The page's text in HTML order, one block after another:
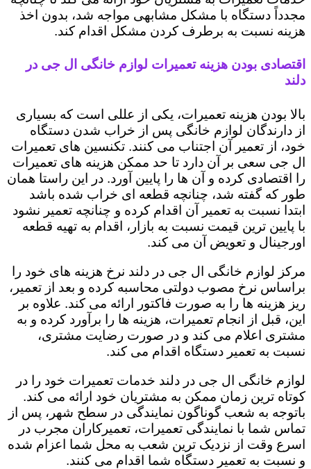
مجدداً دستگاه با مشکل مشابهی مواجه شد، بدون اخذ
هزینه نسبت به برطرف کردن مشکل اقدام کند.
اقتصادی بودن هزینه تعمیرات لوازم خانگی ال جی در
دلند
بالا بودن هزینه تعمیرات، یکی از عللی است که بسیاری
از دارندگان لوازم خانگی پس از خراب شدن دستگاه
خود، از تعمیر آن اجتناب می کنند. تکنسین های تعمیرات
ال جی سعی بر آن دارد تا حد ممکن هزینه های تعمیرات
را اقتصادی کرده و آن ها را پایین آورد. در این راستا همان
طور که گفته شد، چنانچه قطعه ای خراب شده باشد
ابتدا نسبت به تعمیر آن اقدام کرده و چنانچه تعمیر نشود
با پایین ترین قیمت نسبت به بازار، اقدام به تهیه قطعه
اورجینال و تعویض آن می کند.
مرکز لوازم خانگی ال جی در دلند نرخ هزینه های خود را
براساس نرخ مصوب دولتی محاسبه کرده و بعد از تعمیر،
ریز هزینه ها را به صورت فاکتور ارائه می کند. علاوه بر
این، قبل از انجام تعمیرات، هزینه ها را برآورد کرده و به
مشتری اعلام می کند و در صورت رضایت مشتری،
نسبت به تعمیر دستگاه اقدام می کند.
لوازم خانگی ال جی در دلند خدمات تعمیرات خود را در
کوتاه ترین زمان ممکن به مشتریان خود ارائه می کند.
باتوجه به شعب گوناگون نمایندگی در سطح شهر، پس از
تماس شما با نمایندگی تعمیرات، تعمیرکاران مجرب در
اسرع وقت از نزدیک ترین شعب به محل شما اعزام شده
و نسبت به تعمیر دستگاه شما اقدام می کنند.